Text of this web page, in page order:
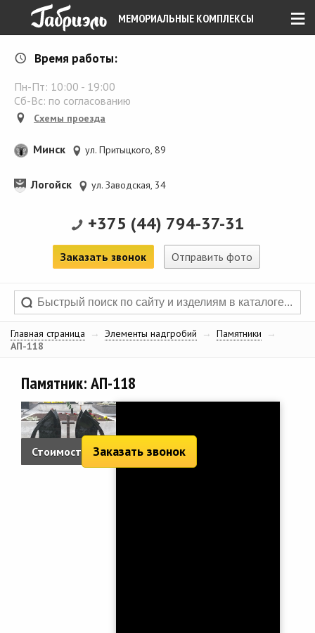
≡
МЕМОРИАЛЬНЫЕ КОМПЛЕКСЫ
Время работы:
Пн-Пт: 10:00 - 19:00
Сб-Вс: по согласованию
Схемы проезда
Минск ул. Притыцкого, 89
Логойск ул. Заводская, 34
+375 (44) 794-37-31
Заказать звонок Отправить фото
Главная страница → Элементы надгробий → Памятники
→
АП-118
Памятник: АП-118
Стоимость: 4 885 руб.
Заказать звонок